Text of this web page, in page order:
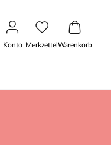
Konto MerkzettelWarenkorb